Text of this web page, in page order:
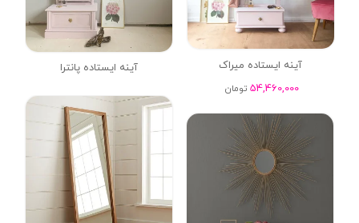
آینه ایستاده میراک
54,460,000 تومان
آینه ایستاده پانترا